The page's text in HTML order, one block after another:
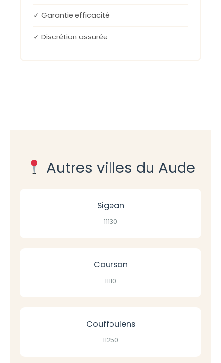
✓ Garantie efficacité
✓ Discrétion assurée
Autres villes du Aude
Sigean
11130
Coursan
11110
Couffoulens
11250